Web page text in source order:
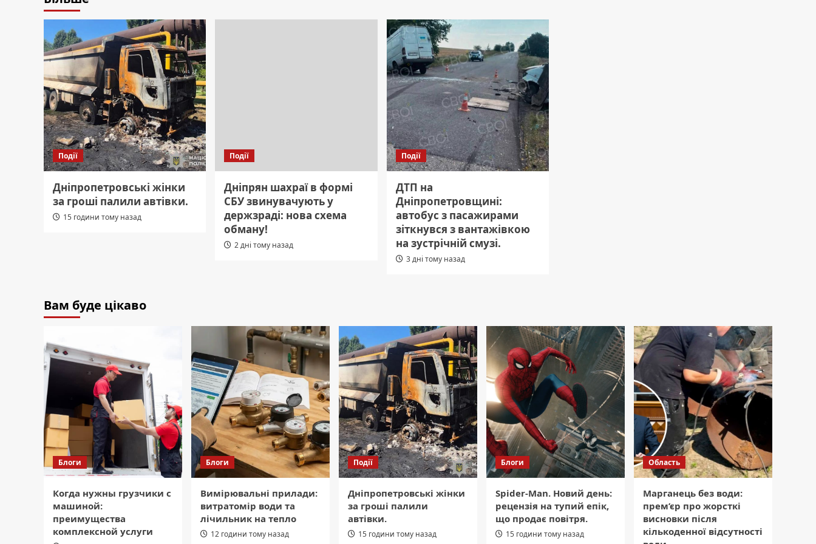
Події
Дніпропетровські жінки
за гроші палили автівки.
15 години тому назад
Події
Дніпрян шахраї в формі
СБУ звинувачують у
держзраді: нова схема
обману!
2 дні тому назад
Події
ДТП на
Дніпропетровщині:
автобус з пасажирами
зіткнувся з вантажівкою
на зустрічній смузі.
3 дні тому назад
Вам буде цікаво
Блоги
Когда нужны грузчики с
машиной:
преимущества
комплексной услуги
Блоги
Вимірювальні прилади:
витратомір води та
лічильник на тепло
12 години тому назад
Події
Дніпропетровські жінки
за гроші палили
автівки.
15 години тому назад
Блоги
Spider-Man. Новий день:
рецензія на тупий епік,
що продає повітря.
15 години тому назад
Область
Марганець без води:
прем’єр про жорсткі
висновки після
кількоденної відсутності